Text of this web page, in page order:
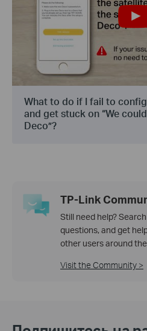
What to do if I fail to
and get stuck on “We
Deco”?
TP-Link
Still need help?
questions, and get
other users around
Visit the Community >